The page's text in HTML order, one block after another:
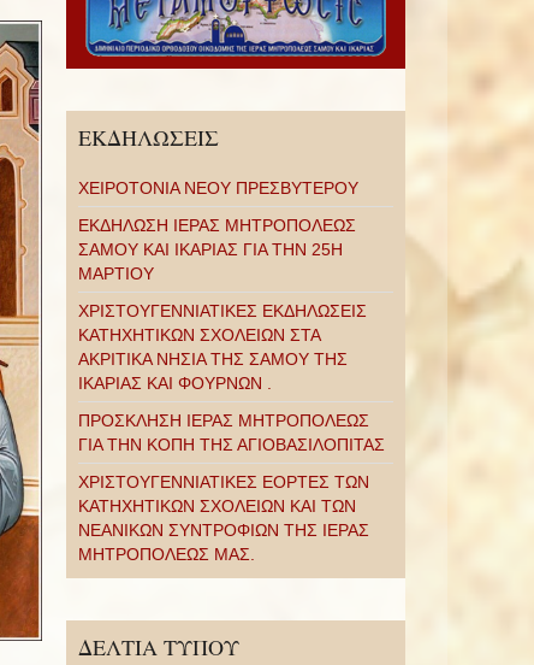
ΕΚΔΗΛΩΣΕΙΣ
ΧΕΙΡΟΤΟΝΙΑ ΝΕΟΥ ΠΡΕΣΒΥΤΕΡΟΥ
ΕΚΔΗΛΩΣΗ ΙΕΡΑΣ ΜΗΤΡΟΠΟΛΕΩΣ
ΣΑΜΟΥ ΚΑΙ ΙΚΑΡΙΑΣ ΓΙΑ ΤΗΝ 25Η
ΜΑΡΤΙΟΥ
ΧΡΙΣΤΟΥΓΕΝΝΙΑΤΙΚΕΣ ΕΚΔΗΛΩΣΕΙΣ
ΚΑΤΗΧΗΤΙΚΩΝ ΣΧΟΛΕΙΩΝ ΣΤΑ
ΑΚΡΙΤΙΚΑ ΝΗΣΙΑ ΤΗΣ ΣΑΜΟΥ ΤΗΣ
ΙΚΑΡΙΑΣ ΚΑΙ ΦΟΥΡΝΩΝ .
ΠΡΟΣΚΛΗΣΗ ΙΕΡΑΣ ΜΗΤΡΟΠΟΛΕΩΣ
ΓΙΑ ΤΗΝ ΚΟΠΗ ΤΗΣ ΑΓΙΟΒΑΣΙΛΟΠΙΤΑΣ
ΧΡΙΣΤΟΥΓΕΝΝΙΑΤΙΚΕΣ ΕΟΡΤΕΣ ΤΩΝ
ΚΑΤΗΧΗΤΙΚΩΝ ΣΧΟΛΕΙΩΝ ΚΑΙ ΤΩΝ
ΝΕΑΝΙΚΩΝ ΣΥΝΤΡΟΦΙΩΝ ΤΗΣ ΙΕΡΑΣ
ΜΗΤΡΟΠΟΛΕΩΣ ΜΑΣ.
ΔΕΛΤΙΑ ΤΥΠΟΥ